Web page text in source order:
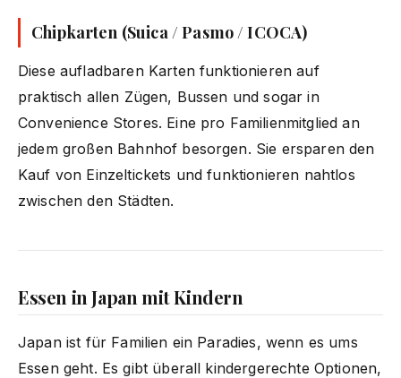
Chipkarten (Suica / Pasmo / ICOCA)
Diese aufladbaren Karten funktionieren auf
praktisch allen Zügen, Bussen und sogar in
Convenience Stores. Eine pro Familienmitglied an
jedem großen Bahnhof besorgen. Sie ersparen den
Kauf von Einzeltickets und funktionieren nahtlos
zwischen den Städten.
Essen in Japan mit Kindern
Japan ist für Familien ein Paradies, wenn es ums
Essen geht. Es gibt überall kindergerechte Optionen,